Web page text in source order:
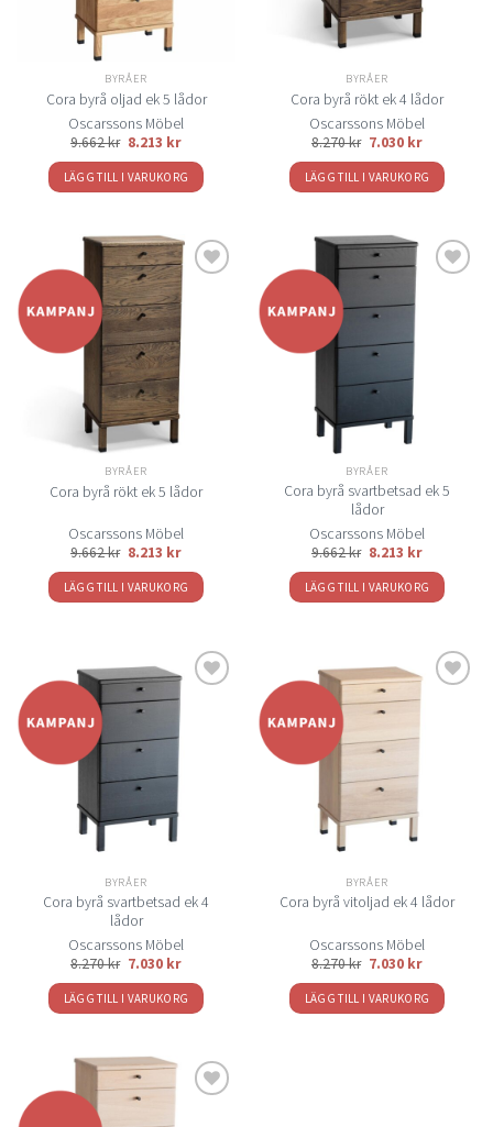
BYRÅER
Cora byrå oljad ek 5 lådor
Oscarssons Möbel
9.662kr 8.213 kr
LÄGG TILL I VARUKORG
BYRÅER
Cora byrå rökt ek 4 lådor
Oscarssons Möbel
8.270kr 7.030 kr
LÄGG TILL I VARUKORG
önskelistan
BYRÅER
Cora byrå rökt ek 5 lådor
Oscarssons Möbel
9.662kr 8.213 kr
LÄGG TILL I VARUKORG
önskelistan
BYRÅER
Cora byrå svartbetsad ek 5
lådor
Oscarssons Möbel
9.662kr 8.213 kr
LÄGG TILL I VARUKORG
önskelistan
BYRÅER
Cora byrå svartbetsad ek 4
lådor
Oscarssons Möbel
8.270kr 7.030 kr
LÄGG TILL I VARUKORG
BYRÅER
Cora byrå vitoljad ek 4 lådor
Oscarssons Möbel
8.270kr 7.030 kr
LÄGG TILL I VARUKORG